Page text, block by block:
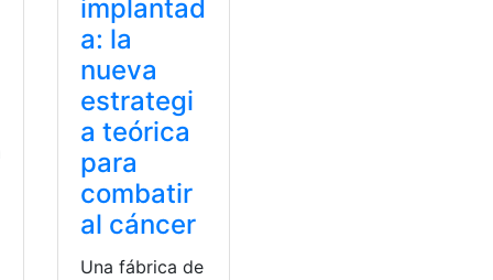
implantad
a: la
nueva
estrategi
a teórica
para
combatir
al cáncer
Una fábrica de